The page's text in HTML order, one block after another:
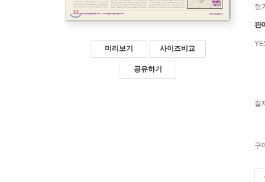
미리보기 사이즈비교
공유하기
정
판
결
구